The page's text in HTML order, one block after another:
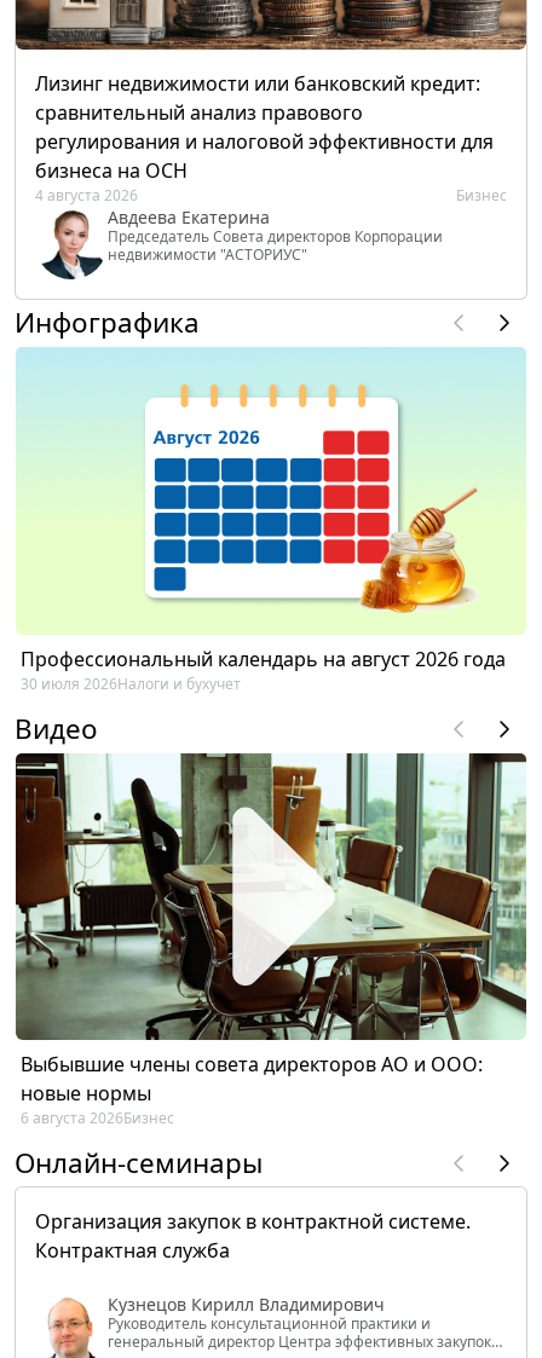
Лизинг недвижимости или банковский кредит:
сравнительный анализ правового
регулирования и налоговой эффективности для
бизнеса на ОСН
4 августа 2026 Бизнес
Авдеева Екатерина
Председатель Совета директоров Корпорации
недвижимости "АСТОРИУС"
Инфографика
Профессиональный календарь на август 2026 года
30 июля 2026Налоги и бухучет
Видео
Выбывшие члены совета директоров АО и ООО:
новые нормы
6 августа 2026Бизнес
Онлайн-семинары
Организация закупок в контрактной системе.
Контрактная служба
Кузнецов Кирилл Владимирович
Руководитель консультационной практики и
генеральный директор Центра эффективных закупок